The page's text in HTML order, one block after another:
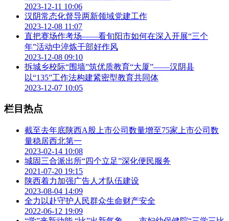
2023-12-11 10:06
汉阴常态化督导两新领域党建工作
2023-12-08 11:07
直把赛场作考场——看旬阳市如何在深入开展“三个
年”活动中淬炼干部好作风
2023-12-08 09:10
拆城乡校际“围墙”筑优质教育“大厦”——汉阴县
以“135”工作法构建紧密型教育共同体
2023-12-07 10:05
栏目热点
截至去年底陕西A股上市公司数量增至75家上市公司数
量稳居西北第一
2023-02-14 10:08
城固三合派出所“四个立足”深化便民服务
2021-07-20 19:15
陕西着力加强广告人才队伍建设
2023-08-04 14:09
全力以赴守护人民群众生命财产安全
2022-06-12 19:09